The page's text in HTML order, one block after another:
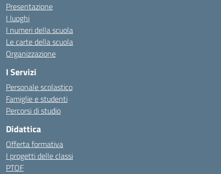
Presentazione
I luoghi
I numeri della scuola
Le carte della scuola
Organizzazione
I Servizi
Personale scolastico
Famiglie e studenti
Percorsi di studio
Didattica
Offerta formativa
I progetti delle classi
PTOF